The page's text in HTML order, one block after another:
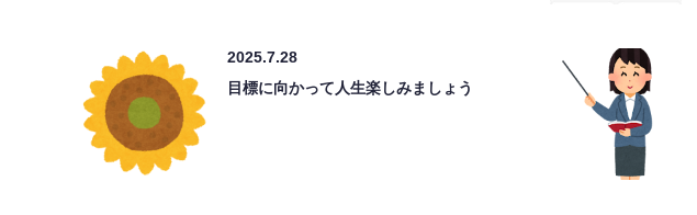
2025.7.28
目標に向かって人生楽しみましょう